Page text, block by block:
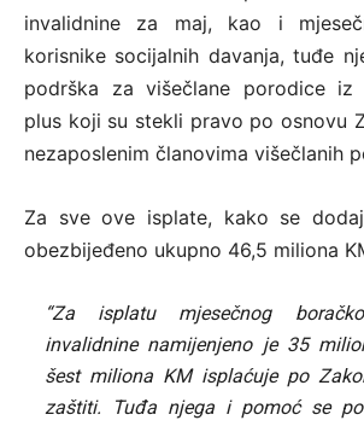
invalidnine za maj, kao i
korisnike socijalnih davanja, tuđe
podrška za višečlane porodice iz
plus koji su stekli pravo po osnovu
nezaposlenim članovima višečlanih
Za sve ove isplate, kako se
obezbijeđeno ukupno 46,5 miliona
“Za isplatu mjesečnog
invalidnine namijenjeno je 35
šest miliona KM isplaćuje po
zaštiti. Tuđa njega i pomoć se